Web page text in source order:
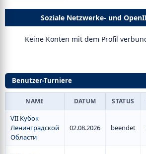
Soziale Netzwerke- und
Keine Konten mit dem Profil
Benutzer-Turniere
NAME DATUM STATUS
VII Кубок
Ленинградской
Области
02.08.2026 beendet